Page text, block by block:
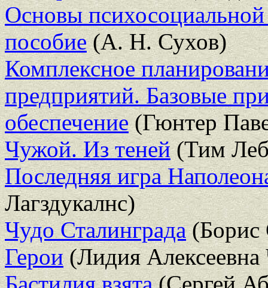
Основы
пособие(А. Н. Сухов)
Комплексное
предприятий. Базовые
обеспечение(Гюнтер
Чужой. Из теней(Тим
Последняя игра
Лагздукалнс)
Чудо Сталинграда(Борис
Герои(Лидия Алексеевна